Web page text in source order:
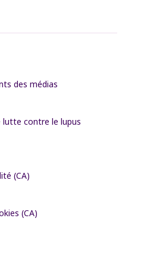
des médias
lutte contre le lupus
(CA)
(CA)